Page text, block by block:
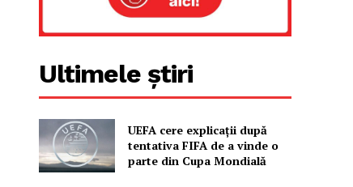
Ultimele știri
UEFA cere explicații după
tentativa FIFA de a vinde o
parte din Cupa Mondială